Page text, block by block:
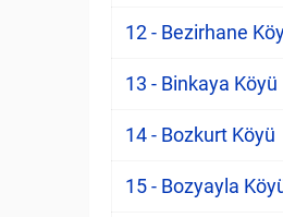
12 - Bezirhane
13 - Binkaya Köyü
14 - Bozkurt Köyü
15 - Bozyayla